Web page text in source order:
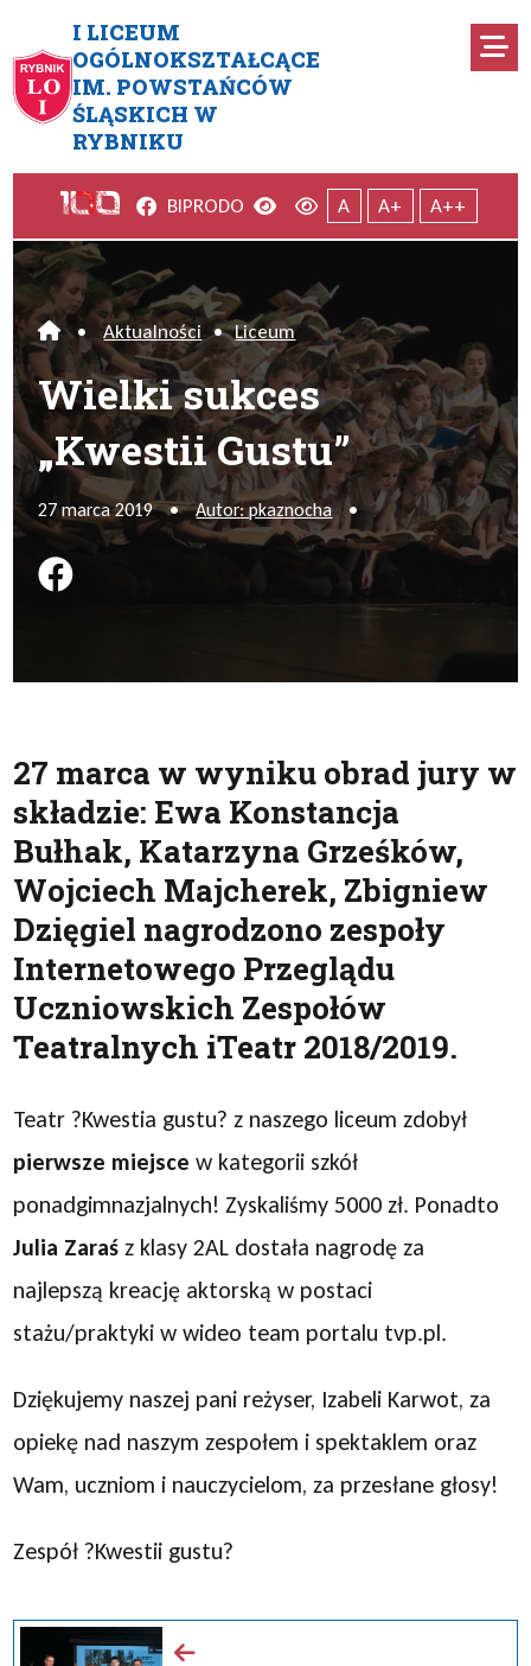
I LICEUM
OGÓLNOKSZTAŁCĄCE
IM. POWSTAŃCÓW
ŚLĄSKICH W
RYBNIKU
Wielki sukces „Kwestii
Facebook
BIPRODO Wersja kontrastowa
Wersja domyślna
A A+ A++
Home
• Aktualności • Liceum
Wielki sukces
„Kwestii Gustu”
27 marca 2019 • Autor: pkaznocha •
Podziel się na FB
27 marca w wyniku obrad jury w
składzie: Ewa Konstancja
Bułhak, Katarzyna Grześków,
Wojciech Majcherek, Zbigniew
Dzięgiel nagrodzono zespoły
Internetowego Przeglądu
Uczniowskich Zespołów
Teatralnych iTeatr 2018/2019.
Teatr ?Kwestia gustu? z naszego liceum zdobył
pierwsze miejsce w kategorii szkół
ponadgimnazjalnych! Zyskaliśmy 5000 zł. Ponadto
Julia Zaraś z klasy 2AL dostała nagrodę za
najlepszą kreację aktorską w postaci
stażu/praktyki w wideo team portalu tvp.pl.
Dziękujemy naszej pani reżyser, Izabeli Karwot, za
opiekę nad naszym zespołem i spektaklem oraz
Wam, uczniom i nauczycielom, za przesłane głosy!
Zespół ?Kwestii gustu?